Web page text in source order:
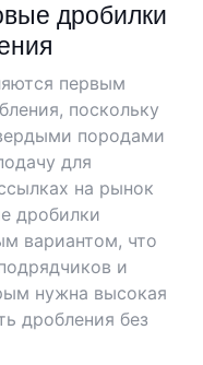
дробилки
первым
поскольку
породами
для
на рынок
дробилки
вариантом, что
и
нужна высокая
дробления без